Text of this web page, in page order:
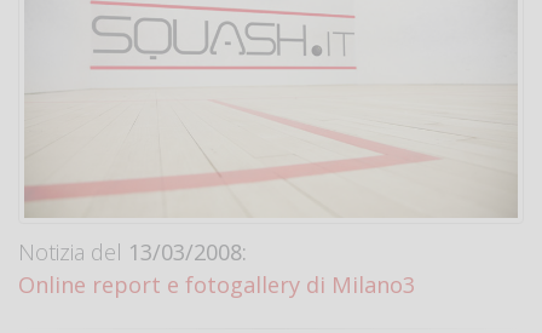
Notizia del 13/03/2008:
Online report e fotogallery di Milano3